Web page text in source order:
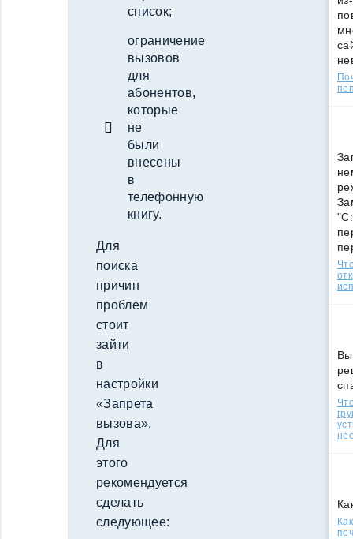
список;
ограничение
вызовов
для
абонентов,
которые
не
были
внесены
в
телефонную
книгу.
Для
поиска
причин
проблем
стоит
зайти
в
настройки
«Запрета
вызова».
Для
этого
рекомендуется
сделать
следующее: